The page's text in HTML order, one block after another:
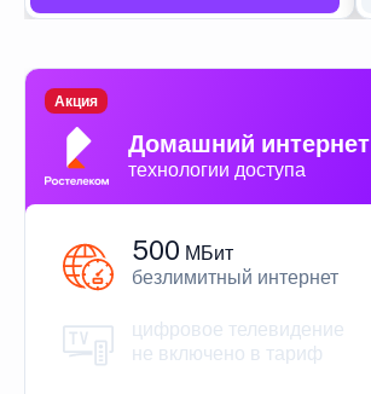
Домашний интернет
технологии доступа
Акция
500 МБит
безлимитный интернет
цифровое телевидение
не включено в тариф